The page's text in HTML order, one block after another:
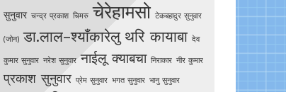
सुनुवार चन्द्र प्रकाश चिमरु चेरेहामसो टेकबहादुर सुनुवार
(जोन) डा.लाल–श्याँकारेलु थरि कायाबा देव
कुमार सुनुवार नरेश सुनुवार नाईलू क्याबचा निराकार नीर कुमार
प्रकाश सुनुवार प्रेम सुनुवार भगत सुनुवार भानु सुनुवार